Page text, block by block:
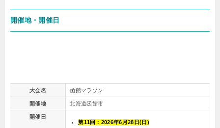
開催地・開催日
大会名 函館マラソン
開催地 北海道函館市
開催日
第11回：2026年6月28日(日)